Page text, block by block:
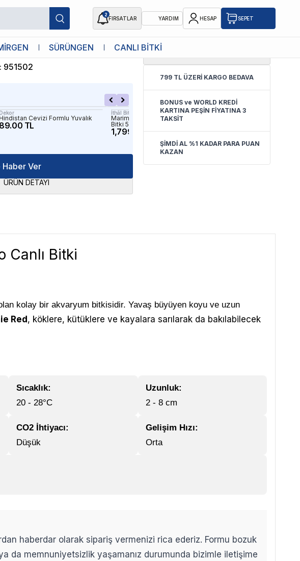
2
FIRSATLAR YARDIM HESAP SEPET
SÜRÜNGEN CANLI BİTKİ
Saksı Canlı Bitki
: 951502
Dekor
Cevizi Formlu Yuvalık
89.00 TL
İthâl Bitki
Marimo Moss Ball 3-4Cm Canlı
Bitki 50 Adet
1,799.00 TL
İthâl Bitki
Haber Ver
ÜRÜN DETAYI
4.7
799 TL ÜZERİ KARGO BEDAVA
BONUS ve WORLD KREDİ
KARTINA PEŞİN FİYATINA 3
TAKSİT
ŞİMDİ AL %1 KADAR PARA PUAN
KAZAN
Canlı Bitki
kolay bir akvaryum bitkisidir. Yavaş büyüyen koyu ve uzun
Red , köklere, kütüklere ve kayalara sarılarak da bakılabilecek
Sıcaklık:
20 - 28°C
Uzunluk:
2 - 8 cm
CO2 İhtiyacı:
Düşük
Gelişim Hızı:
Orta
haberdar olarak sipariş vermenizi rica ederiz. Formu bozuk
da memnuniyetsizlik yaşamanız durumunda bizimle iletişime